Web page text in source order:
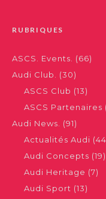
RUBRIQUES
ASCS. Events. (66)
Audi Club. (30)
ASCS Club (13)
ASCS Partenaires
Audi News. (91)
Actualités Audi
Audi Concepts (19)
Audi Heritage (7)
Audi Sport (13)